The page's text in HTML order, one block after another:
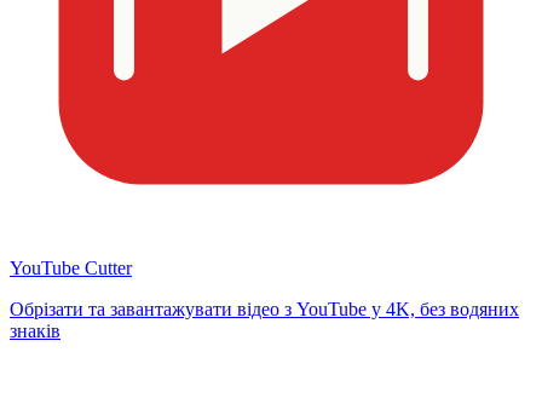
YouTube Cutter
Обрізати та завантажувати відео з YouTube у 4K, без водяних
знаків